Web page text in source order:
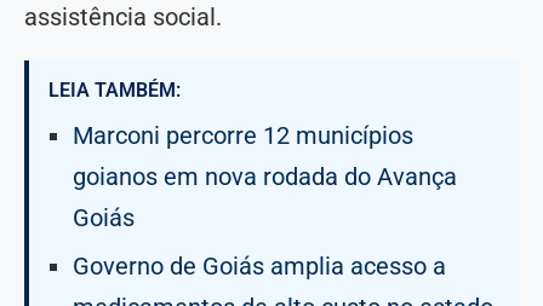
assistência social.
LEIA TAMBÉM:
Marconi percorre 12 municípios
goianos em nova rodada do Avança
Goiás
Governo de Goiás amplia acesso a